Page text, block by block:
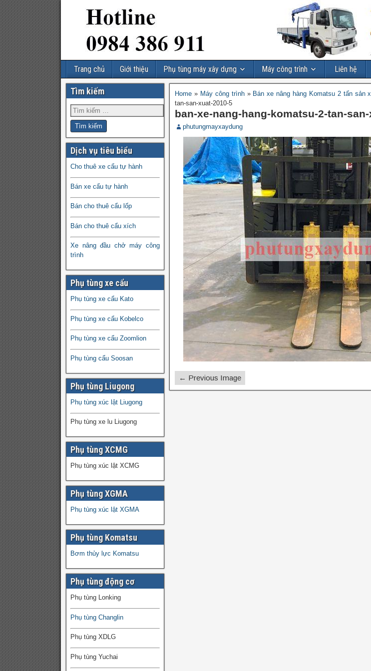
Trang chủ Giới thiệu Phụ tùng máy xây dựng Máy công trình Liên hệ
Home » Máy công trình» Bán xe nâng hàng Komatsu 2 tấn sản
tan-san-xuat-2010-5
ban-xe-nang-hang-komatsu-2-tan-san-
phutungmayxaydung
← Previous Image
Tìm kiếm
Dịch vụ tiêu biểu
Cho thuê xe cẩu tự hành
Bán xe cẩu tự hành
Bán cho thuê cẩu lốp
Bán cho thuê cẩu xích
Xe nâng đầu chở máy công
trình
Phụ tùng xe cẩu
Phụ tùng xe cẩu Kato
Phụ tùng xe cẩu Kobelco
Phụ tùng xe cẩu Zoomlion
Phụ tùng cẩu Soosan
Phụ tùng Liugong
Phụ tùng xúc lật Liugong
Phụ tùng xe lu Liugong
Phụ tùng XCMG
Phụ tùng xúc lật XCMG
Phụ tùng XGMA
Phụ tùng xúc lật XGMA
Phụ tùng Komatsu
Bơm thủy lực Komatsu
Phụ tùng động cơ
Phụ tùng Lonking
Phụ tùng Changlin
Phụ tùng XDLG
Phụ tùng Yuchai